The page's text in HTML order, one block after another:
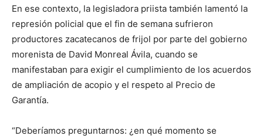
En ese contexto, la legisladora priista también lamentó la
represión policial que el fin de semana sufrieron
productores zacatecanos de frijol por parte del gobierno
morenista de David Monreal Ávila, cuando se
manifestaban para exigir el cumplimiento de los acuerdos
de ampliación de acopio y el respeto al Precio de
Garantía.
“Deberíamos preguntarnos: ¿en qué momento se